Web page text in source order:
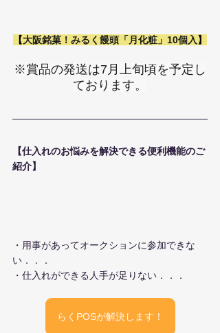
【大阪銘菓！みるく饅頭「月化粧」10個入 】
※賞品の発送は7月上旬頃を予定し
ております。
【仕入れのお悩みを解決できる便利機能のご
紹介】
・用事があってオークションに参加できな
い．．．
・仕入れができる人手が足りない．．．
らくPOSが解決します！